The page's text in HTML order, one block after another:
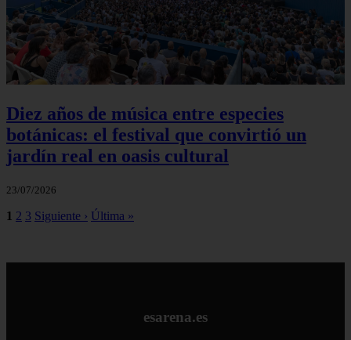
Diez años de música entre especies
botánicas: el festival que convirtió un
jardín real en oasis cultural
23/07/2026
1 2 3 Siguiente › Última »
esarena.es